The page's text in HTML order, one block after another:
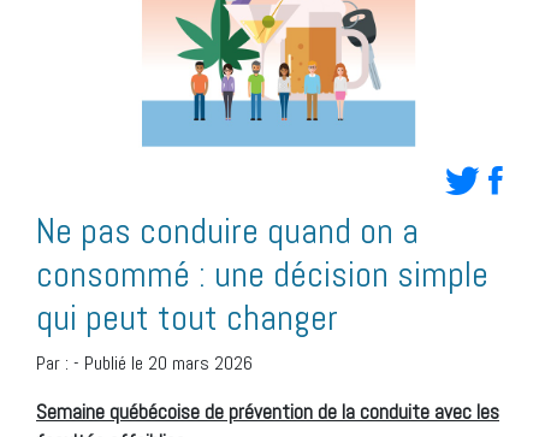
Ne pas conduire quand on a
consommé : une décision simple
qui peut tout changer
Par : - Publié le 20 mars 2026
Semaine québécoise de prévention de la conduite avec les